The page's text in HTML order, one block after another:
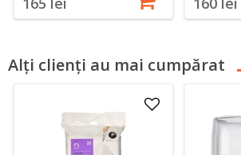
Alți clienți au mai cumpărat